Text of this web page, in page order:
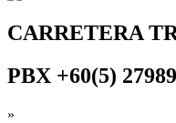
CARRETERA
PBX +60(5)
»